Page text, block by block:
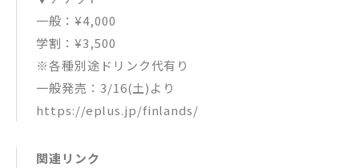
一般：¥4,000
学割：¥3,500
※各種別途ドリンク代有り
一般発売：3/16(土)より
https://eplus.jp/finlands/
関連リンク